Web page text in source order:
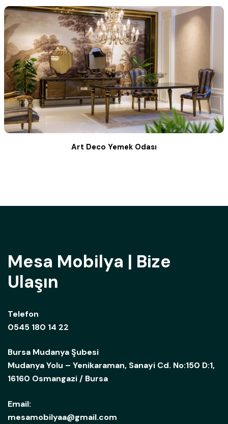
Art Deco Yemek Odası
Mesa Mobilya | Bize
Ulaşın
Telefon
0545 180 14 22
Bursa Mudanya Şubesi
Mudanya Yolu – Yenikaraman, Sanayi Cd. No:150 D:1,
16160 Osmangazi / Bursa
Email:
mesamobilyaa@gmail.com